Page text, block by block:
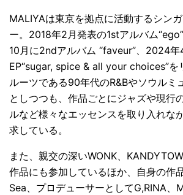
MALIYAは東京を拠点に活動するシン
ー。2018年2月発表の1stアルバム
10月に2ndアルバム “faveur”、2024
EP“sugar, spice & all your choices”を
ルーツである90年代のR&Bやソウルミ
としつつも、作品ごとにジャズや現行
ルなど様々なエッセンスを取り入れな
求している。
また、親交の深いWONK、
作品にも参加しているほか、自身の作
Sea、プロデューサーとしてG,RINA、